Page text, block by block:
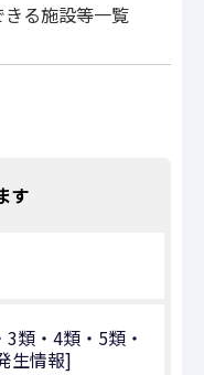
る施設等一覧
す
類・4類・5類・
生情報]